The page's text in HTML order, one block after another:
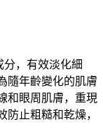
分，有效淡化細
隨年齡變化的肌膚
和眼周肌膚，重現
防止粗糙和乾燥，